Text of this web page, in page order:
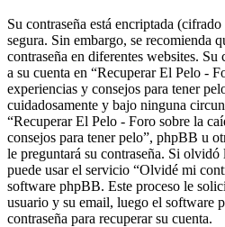
Su contraseña está encriptada
segura. Sin embargo, se recomienda
contraseña en diferentes websites. Su
a su cuenta en “Recuperar El Pelo -
experiencias y consejos para tener
cuidadosamente y bajo ninguna
“Recuperar El Pelo - Foro sobre la
consejos para tener pelo”, phpBB u
le preguntará su contraseña. Si olvidó
puede usar el servicio “Olvidé mi
software phpBB. Este proceso le
usuario y su email, luego el software
contraseña para recuperar su cuenta.